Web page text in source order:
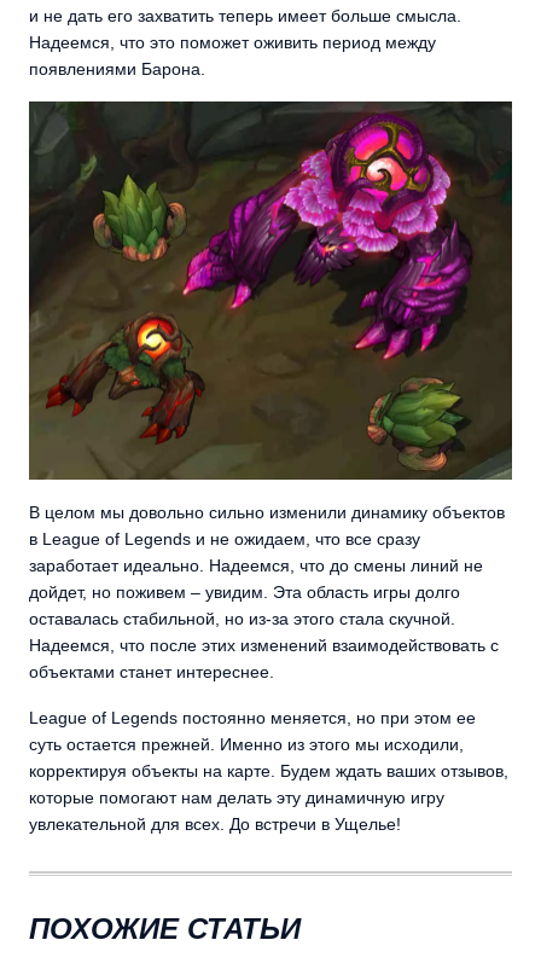
и не дать его захватить теперь имеет больше смысла.
Надеемся, что это поможет оживить период между
появлениями Барона.
В целом мы довольно сильно изменили динамику объектов
в League of Legends и не ожидаем, что все сразу
заработает идеально. Надеемся, что до смены линий не
дойдет, но поживем – увидим. Эта область игры долго
оставалась стабильной, но из-за этого стала скучной.
Надеемся, что после этих изменений взаимодействовать с
объектами станет интереснее.
League of Legends постоянно меняется, но при этом ее
суть остается прежней. Именно из этого мы исходили,
корректируя объекты на карте. Будем ждать ваших отзывов,
которые помогают нам делать эту динамичную игру
увлекательной для всех. До встречи в Ущелье!
ПОХОЖИЕ СТАТЬИ